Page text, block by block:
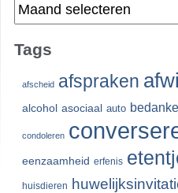
Archieven
Tags
afscheid afspraken
alcohol asociaal auto
condoleren
eenzaamheid erfenis
huisdieren